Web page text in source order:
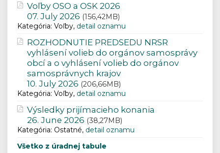
Voľby OSO a OSK 2026
07. July 2026 (156,42MB)
Kategória: Voľby, detail oznamu
ROZHODNUTIE PREDSEDU NRSR
vyhlásení volieb do orgánov samosprávy
obcí a o vyhlásení volieb do orgánov
samosprávnych krajov
10. July 2026 (206,66MB)
Kategória: Voľby, detail oznamu
Výsledky prijímacieho konania
26. June 2026 (38,27MB)
Kategória: Ostatné, detail oznamu
Všetko z úradnej tabule